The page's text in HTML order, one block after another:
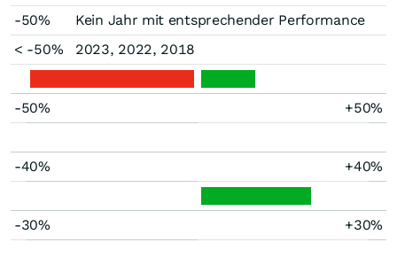
-50%
Kein Jahr mit entsprechender Performance
< -50%
2023, 2022, 2018
-50% +50%
-40% +40%
-30% +30%